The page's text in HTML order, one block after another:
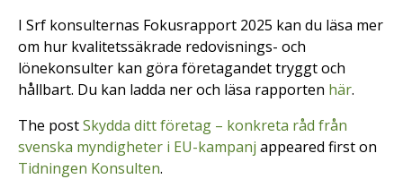
I Srf konsulternas Fokusrapport 2025 kan du läsa mer
om hur kvalitetssäkrade redovisnings- och
lönekonsulter kan göra företagandet tryggt och
hållbart. Du kan ladda ner och läsa rapporten här.
The postSkydda ditt företag – konkreta råd från
svenska myndigheter i EU-kampanj appeared first on
Tidningen Konsulten.